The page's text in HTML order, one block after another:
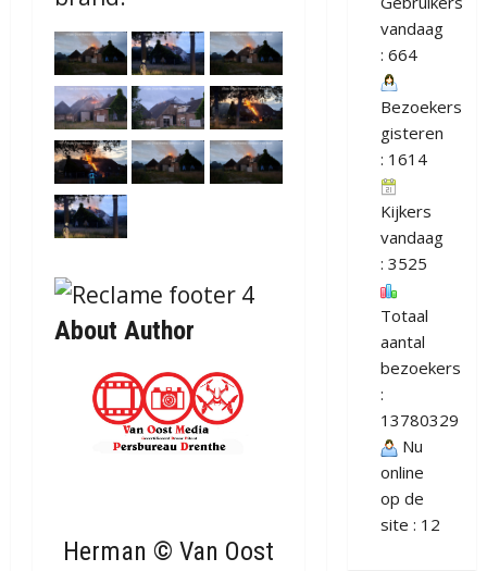
About Author
Herman © Van Oost
vandaag
: 664
Bezoekers
gisteren
: 1614
Kijkers
vandaag
: 3525
Totaal
aantal
bezoekers
:
13780329
Nu
online
op de
site : 12